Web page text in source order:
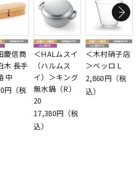
慶信商
木 長手
中
円（税
＜HALムスイ
（ハルムス
イ）＞キング
無水鍋（R）
20
17,380円（税
込）
＜木村硝子店
＞ベッロ L
2,860円（税
込）